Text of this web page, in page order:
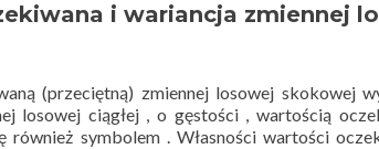
i wariancja zmiennej
(przeciętną) zmiennej losowej skokowej
losowej ciągłej , o gęstości , wartością
również symbolem . Własności wartości